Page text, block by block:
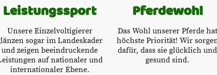
Leistungssport
Unsere Einzelvoltigierer
sogar im Landeskader
und zeigen beeindruckende
auf nationaler und
internationaler Ebene.
Pferdewohl
Das Wohl unserer Pferde hat
höchste Priorität! Wir
dafür, dass sie glücklich und
gesund sind.